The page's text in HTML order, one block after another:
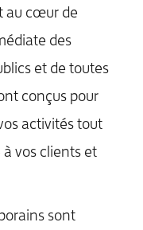
au cœur de
des
et de toutes
conçus pour
activités tout
vos clients et
sont